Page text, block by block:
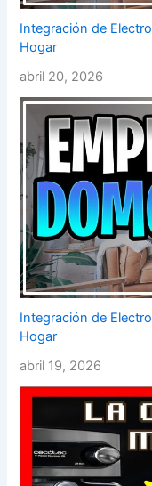
Integración de
Hogar
abril 20, 2026
Integración de
Hogar
abril 19, 2026